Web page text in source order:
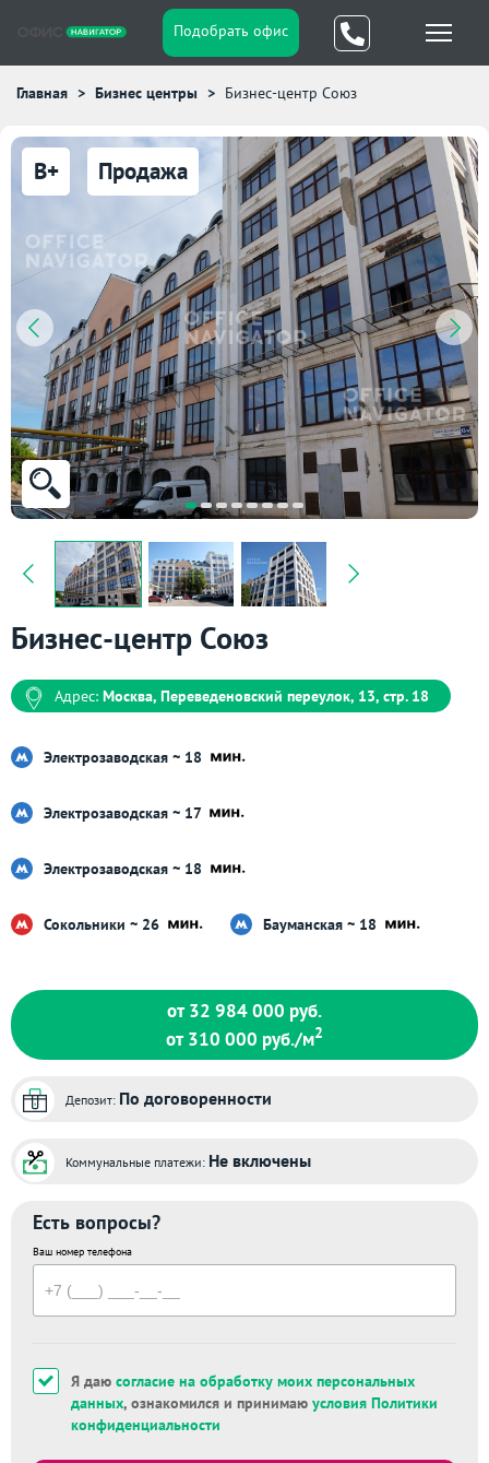
Подобрать офис
Главная Бизнес центры Бизнес-центр Союз
B+ Продажа
Бизнес-центр Союз
Адрес: Москва, Переведеновский переулок, 13, стр. 18
Электрозаводская ~ 18
Электрозаводская ~ 17
Электрозаводская ~ 18
Сокольники ~ 26 Бауманская ~ 18
от 32 984 000 руб.
от 310 000 руб./м2
Депозит: По договоренности
Коммунальные платежи: Не включены
Есть вопросы?
Ваш номер телефона
Я даю согласие на обработку моих персональных
данных, ознакомился и принимаю условия Политики
конфиденциальности